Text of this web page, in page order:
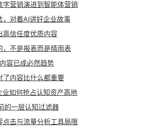
字营销演进到智能体营销
，对着AI讲好企业故事
高信任度优质内容
不是报表而是晴雨表
容已成必然趋势
了内容比什么都重要
如何抢占认知资产高地
的一层认知过滤器
击与流量分析工具局限